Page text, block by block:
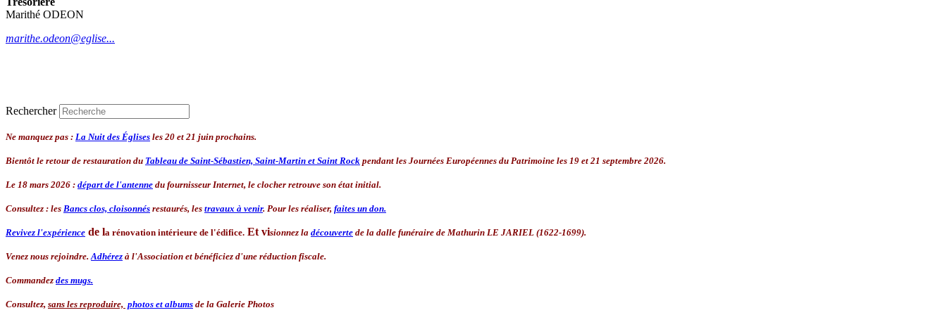
Marithé ODEON
marithe.odeon@eglise...
Rechercher
Ne manquez pas : La Nuit des Églises les 20 et 21 juin prochains.
Bientôt le retour de restauration du Tableau de Saint-Sébastien, Saint-Martin et Saint Rock pendant les Journées Européennes du Patrimoine les 19 et 21 septembre 2026.
Le 18 mars 2026 : départ de l'antenne du fournisseur Internet, le clocher retrouve son état initial.
Consultez : les Bancs clos, cloisonnés restaurés, les travaux à venir. Pour les réaliser, faites un don.
Revivez l'expérience de la rénovation intérieure de l'édifice. Et visionnez la découverte de la dalle funéraire de Mathurin LE JARIEL (1622-1699).
Venez nous rejoindre. Adhérez à l'Association et bénéficiez d'une réduction fiscale.
Commandez des mugs.
Consultez, sans les reproduire, photos et albums de la Galerie Photos